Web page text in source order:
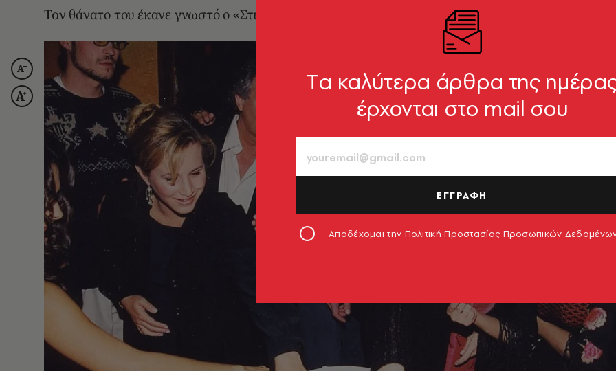
Toν θάνατο του έκανε γνωστό ο «Στιβ» Ίαν Ζίρινγκ
Tα καλύτερα άρθρα της
έρχονται στο mail σου
ΕΓΓΡΑΦΗ
Αποδέχομαι την Πολιτική Προστασίας Προσωπικών